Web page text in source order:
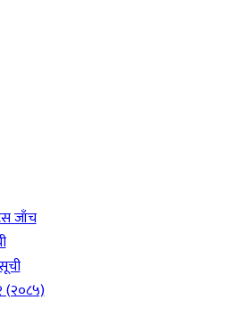
जाँच
(२०८५)